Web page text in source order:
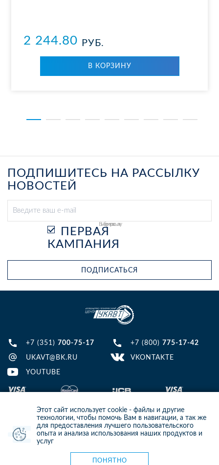
Этот сайт использует cookie - файлы и другие
технологии, чтобы помочь Вам в навигации, а так же
для предоставления лучшего пользовательского
опыта и анализа использования наших продуктов и
услуг
ПОНЯТНО
2 244.80 РУБ.
В КОР­ЗИ­НУ
ПОДПИШИТЕСЬ НА РАССЫЛКУ
НОВОСТЕЙ
Выберите рассылку
ПЕРВАЯ
КАМПАНИЯ
ПОДПИСАТЬСЯ
+7 (351) 700-75-17 +7 (800) 775-17-42
UKAVT@BK.RU VKONTAKTE
YOUTUBE
© 2013-2024 ООО ИТЦ УКАВТ. ИНН: 7448122124, ОГРН: 1097448007216
ИНФОРМАЦИЯ НА САЙТЕ НЕ ЯВЛЯЕТСЯ ПУБЛИЧНОЙ ОФЕРТОЙ. ДЛЯ